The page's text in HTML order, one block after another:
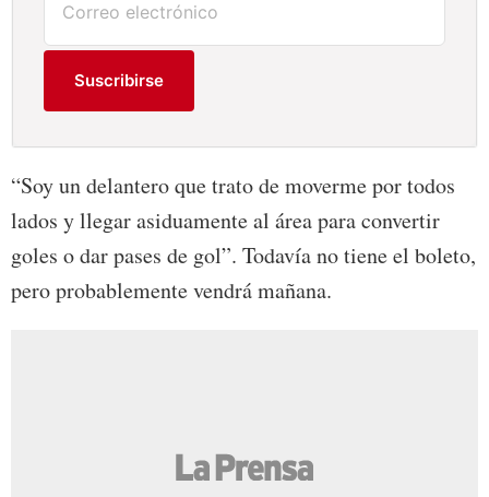
Suscribirse
“Soy un delantero que trato de moverme por todos
lados y llegar asiduamente al área para convertir
goles o dar pases de gol”. Todavía no tiene el boleto,
pero probablemente vendrá mañana.